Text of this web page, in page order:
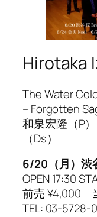
Hirotaka
The Water
– Forgotten
和泉宏隆（P
（Ds）
6/20（月）
OPEN 17:30
前売 ¥4,000
TEL: 03-5728-